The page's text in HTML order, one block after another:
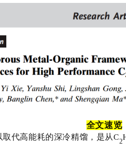
全文速览
代高能耗的深冷精馏，是从C2